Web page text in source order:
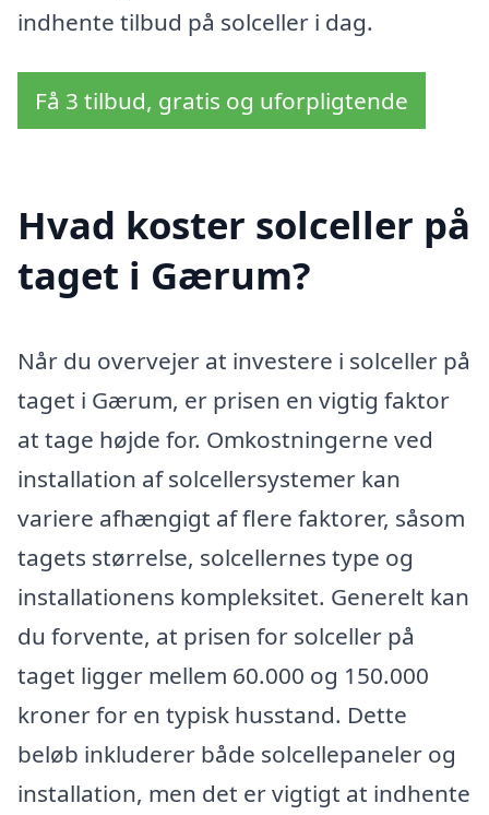
indhente tilbud på solceller i dag.
Få 3 tilbud, gratis og uforpligtende
Hvad koster solceller på
taget i Gærum?
Når du overvejer at investere i solceller på
taget i Gærum, er prisen en vigtig faktor
at tage højde for. Omkostningerne ved
installation af solcellersystemer kan
variere afhængigt af flere faktorer, såsom
tagets størrelse, solcellernes type og
installationens kompleksitet. Generelt kan
du forvente, at prisen for solceller på
taget ligger mellem 60.000 og 150.000
kroner for en typisk husstand. Dette
beløb inkluderer både solcellepaneler og
installation, men det er vigtigt at indhente